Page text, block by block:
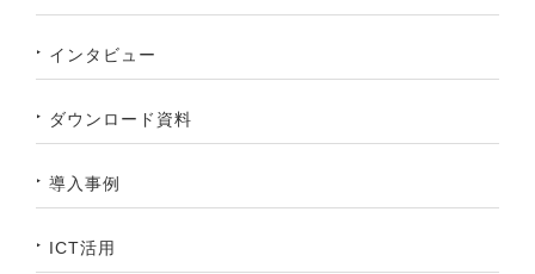
インタビュー
ダウンロード資料
導入事例
ICT活用